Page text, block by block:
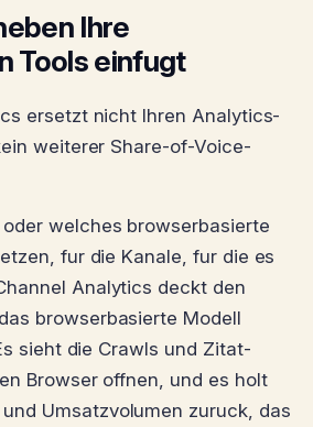
Ihre
Tools einfugt
ersetzt nicht Ihren Analytics-
weiterer Share-of-Voice-
oder welches browserbasierte
fur die Kanale, fur die es
Analytics deckt den
browserbasierte Modell
sieht die Crawls und Zitat-
Browser offnen, und es holt
Umsatzvolumen zuruck, das